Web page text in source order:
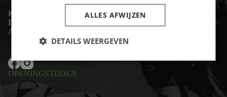
K.v.K: 80530338
B.T.W-nummer: NL861703947B01
Algemene voorwaarden
OPENINGSTIJDEN
ALLES AFWIJZEN
DETAILS WEERGEVEN